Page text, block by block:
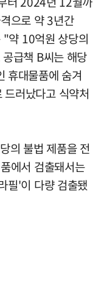
으로 약 3년간
약 10억원 상당의
급책 B씨는 해당
휴대물품에 숨겨
러났다고 식약처
의 불법 제품을 전
에서 검출돼서는
필'이 다량 검출됐